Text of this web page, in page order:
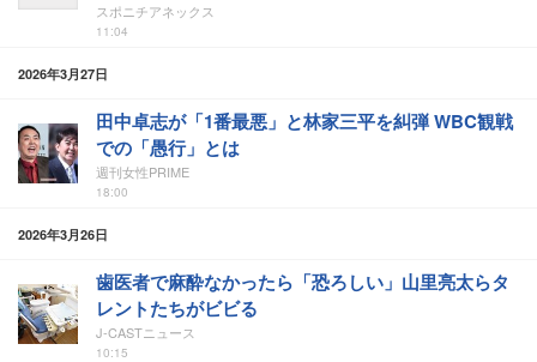
スポニチアネックス
11:04
2026年3月27日
田中卓志が「1番最悪」と林家三平を糾弾 WBC観戦
での「愚行」とは
週刊女性PRIME
18:00
2026年3月26日
歯医者で麻酔なかったら「恐ろしい」山里亮太らタ
レントたちがビビる
J-CASTニュース
10:15